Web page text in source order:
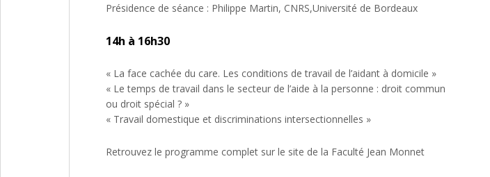
Présidence de séance : Philippe Martin, CNRS,Université de Bordeaux
14h à 16h30
« La face cachée du care. Les conditions de travail de l’aidant à domicile »
« Le temps de travail dans le secteur de l’aide à la personne : droit commun
ou droit spécial ? »
« Travail domestique et discriminations intersectionnelles »
Retrouvez le programme complet sur le site de la Faculté Jean Monnet